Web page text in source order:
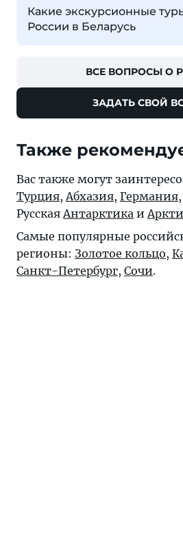
Какие экскурсионные
России в Беларусь
ВСЕ ВОПРОСЫ О
ЗАДАТЬ СВОЙ
Также
Вас также могут
Турция, Абхазия, Германия,
Русская Антарктика и
Самые популярные
регионы: Золотое кольцо,
Санкт-Петербург, Сочи.